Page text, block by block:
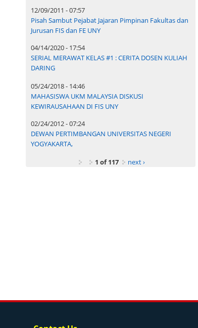
12/09/2011 - 07:57
Pisah Sambut Pejabat Jajaran Pimpinan Fakultas dan
Jurusan FIS dan FE UNY
04/14/2020 - 17:54
SERIAL MERAWAT KELAS #1 : CERITA DOSEN KULIAH
DARING
05/24/2018 - 14:46
MAHASISWA UKM MALAYSIA DISKUSI
KEWIRAUSAHAAN DI FIS UNY
02/24/2012 - 07:24
DEWAN PERTIMBANGAN UNIVERSITAS NEGERI
YOGYAKARTA,
1 of 117
next ›